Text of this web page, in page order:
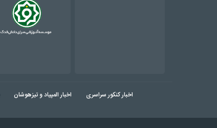
اخبار کنکور سراسری اخبار المپیاد و تیزهوشان